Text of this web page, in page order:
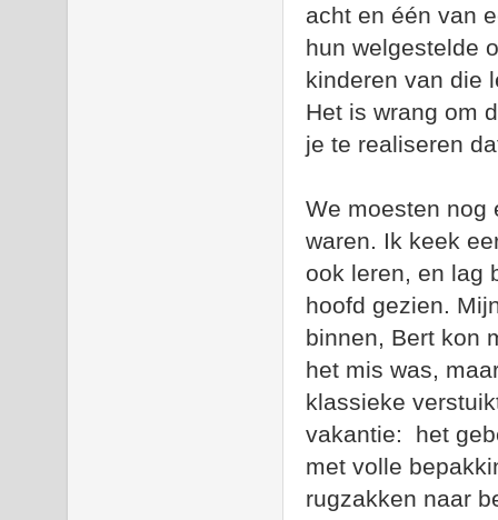
acht en één van
hun welgestelde
kinderen van die
Het is wrang om
je te realiseren
We moesten nog
waren. Ik keek
ook leren, en lag
hoofd gezien.
binnen, Bert kon
het mis was,
klassieke
vakantie:
het
met volle
rugzakken naar